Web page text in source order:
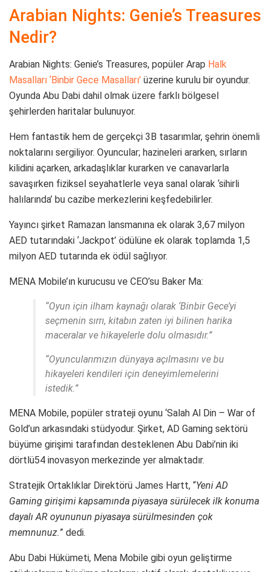
Arabian Nights: Genie’s Treasures
Nedir?
Arabian Nights: Genie’s Treasures, popüler Arap Halk
Masalları ‘Binbir Gece Masalları’ üzerine kurulu bir oyundur.
Oyunda Abu Dabi dahil olmak üzere farklı bölgesel
şehirlerden haritalar bulunuyor.
Hem fantastik hem de gerçekçi 3B tasarımlar, şehrin önemli
noktalarını sergiliyor. Oyuncular; hazineleri ararken, sırların
kilidini açarken, arkadaşlıklar kurarken ve canavarlarla
savaşırken fiziksel seyahatlerle veya sanal olarak ‘sihirli
halılarında’ bu cazibe merkezlerini keşfedebilirler.
Yayıncı şirket Ramazan lansmanına ek olarak 3,67 milyon
AED tutarındaki ‘Jackpot’ ödülüne ek olarak toplamda 1,5
milyon AED tutarında ek ödül sağlıyor.
MENA Mobile’ın kurucusu ve CEO’su Baker Ma:
“Oyun için ilham kaynağı olarak ‘Binbir Gece’yi
seçmenin sırrı, kitabın zaten iyi bilinen harika
maceralar ve hikayelerle dolu olmasıdır.”
“Oyuncularımızın dünyaya açılmasını ve bu
hikayeleri kendileri için deneyimlemelerini
istedik.”
MENA Mobile, popüler strateji oyunu ‘Salah Al Din – War of
Gold’un arkasındaki stüdyodur. Şirket, AD Gaming sektörü
büyüme girişimi tarafından desteklenen Abu Dabi’nin iki
dörtlü54 inovasyon merkezinde yer almaktadır.
Stratejik Ortaklıklar Direktörü James Hartt, “Yeni AD
Gaming girişimi kapsamında piyasaya sürülecek ilk konuma
dayalı AR oyununun piyasaya sürülmesinden çok
memnunuz.” dedi.
Abu Dabi Hükümeti, Mena Mobile gibi oyun geliştirme